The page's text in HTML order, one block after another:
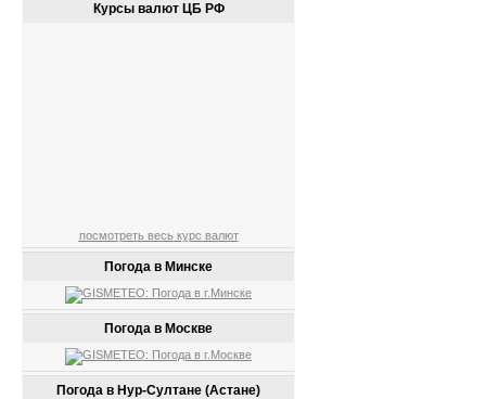
Курсы валют ЦБ РФ
посмотреть весь курс валют
Погода в Минске
Погода в Москве
Погода в Нур-Султане (Астане)